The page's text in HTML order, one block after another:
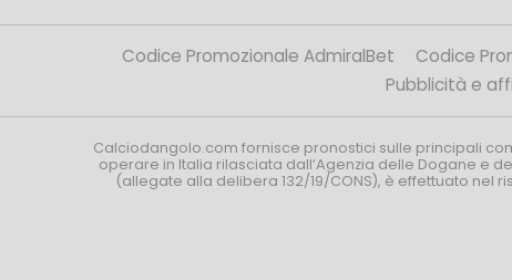
Codice Promozionale AdmiralBet Codice
Pubblicità e
Calciodangolo.com fornisce pronostici sulle principali
operare in Italia rilasciata dall’Agenzia delle Dogane e
(allegate alla delibera 132/19/CONS), è effettuato nel